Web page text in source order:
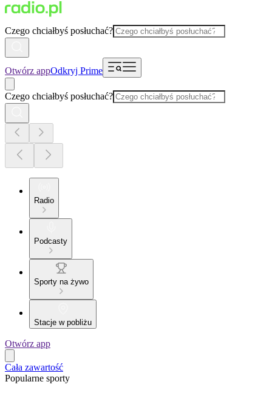
Czego chciałbyś posłuchać?
Otwórz appOdkryj Prime
Czego chciałbyś posłuchać?
Radio
Podcasty
Sporty na żywo
Stacje w pobliżu
Otwórz app
Cała zawartość
Popularne sporty